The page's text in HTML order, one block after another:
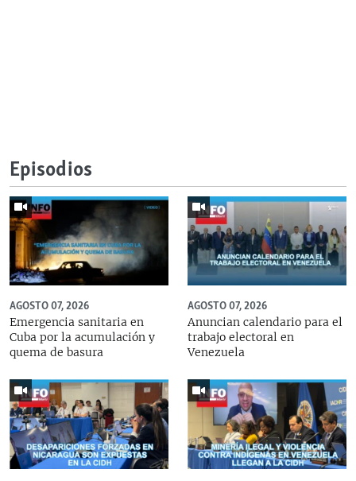
Episodios
AGOSTO 07, 2026
Emergencia sanitaria en
Cuba por la acumulación y
quema de basura
AGOSTO 07, 2026
Anuncian calendario para el
trabajo electoral en
Venezuela